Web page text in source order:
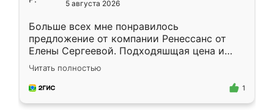
5 августа 2026
Больше всех мне понравилось
предложение от компании Ренессанс от
Елены Сергеевой. Подходяшщая цена и
короткие сроки изготовления. Приехавший
для замера сотрудник Владислав
предложил по моему эскизу самый
Читать полностью
1